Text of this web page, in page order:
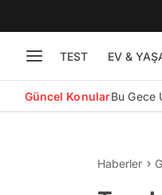
TEST EV &
Güncel KonularBu Gece
Haberler